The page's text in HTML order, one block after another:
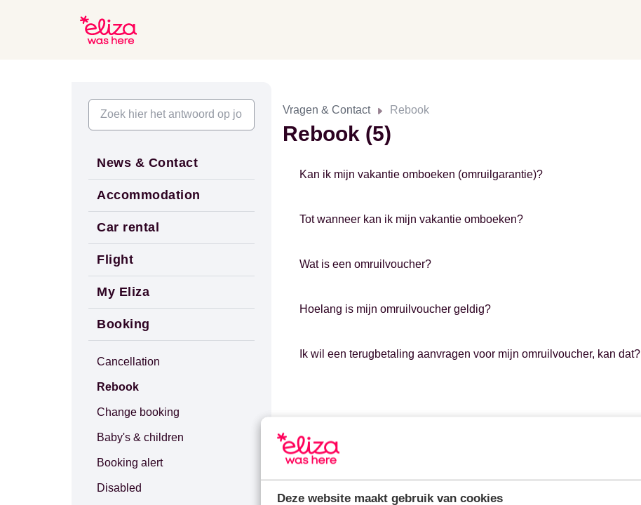
Deze website maakt gebruik van cookies
News & Contact
Accommodation
Car rental
Flight
My Eliza
Booking
Cancellation
Rebook
Change booking
Baby's & children
Booking alert
Disabled
Vragen & Contact Rebook
Rebook (5)
Kan ik mijn vakantie omboeken (omruilgarantie)?
Tot wanneer kan ik mijn vakantie omboeken?
Wat is een omruilvoucher?
Hoelang is mijn omruilvoucher geldig?
Ik wil een terugbetaling aanvragen voor mijn omruilvoucher, kan dat?